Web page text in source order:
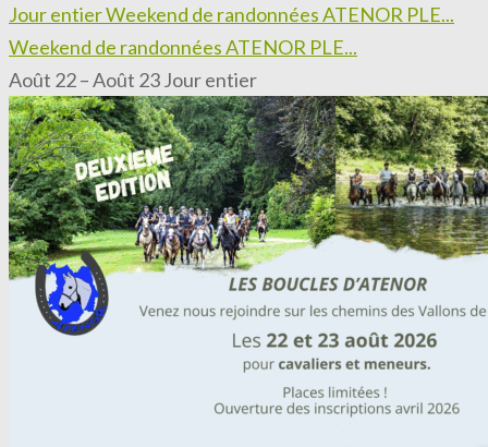
Jour entierWeekend de randonnées ATENOR PLE...
Weekend de randonnées ATENOR PLE...
Août 22 – Août 23Jour entier